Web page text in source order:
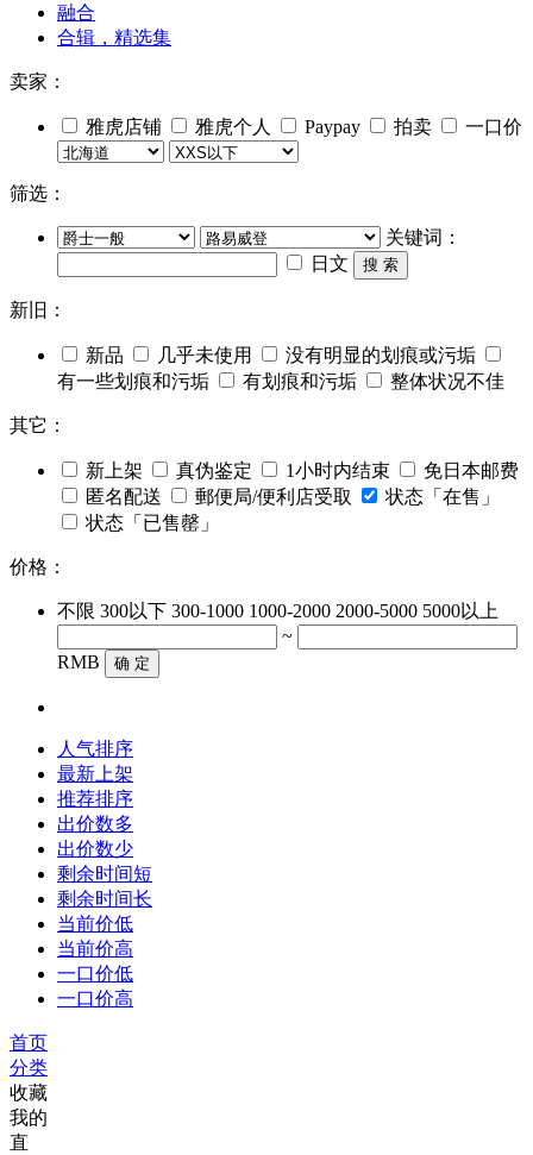
融合
合辑，精选集
卖家：
雅虎店铺 雅虎个人 Paypay 拍卖 一口价
筛选：
关键词：
日文
搜 索
新旧：
新品 几乎未使用
没有明显的划痕或污垢
有一些划痕和污垢
有划痕和污垢 整体状况不佳
其它：
新上架 真伪鉴定 1小时内结束
免日本邮费
匿名配送
郵便局/便利店受取
状态「在售」
状态「已售罄」
价格：
不限 300以下 300-1000 1000-2000 2000-5000 5000以上
~
RMB
确 定
人气排序
最新上架
推荐排序
出价数多
出价数少
剩余时间短
剩余时间长
当前价低
当前价高
一口价低
一口价高
首页
分类
收藏
我的
直